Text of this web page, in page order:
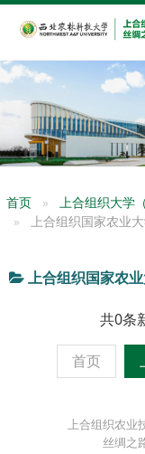
首页
上合组织大学
上合组织国家农业
上合组织国家农
共0条
首页
上合组织农
丝绸之